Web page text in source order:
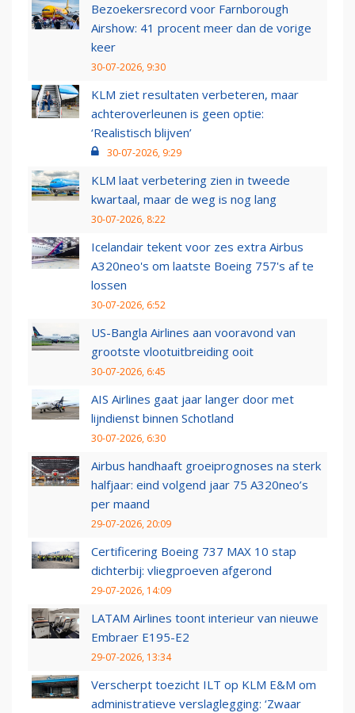
Bezoekersrecord voor Farnborough
Airshow: 41 procent meer dan de vorige
keer
30-07-2026, 9:30
KLM ziet resultaten verbeteren, maar
achteroverleunen is geen optie:
‘Realistisch blijven’
30-07-2026, 9:29
KLM laat verbetering zien in tweede
kwartaal, maar de weg is nog lang
30-07-2026, 8:22
Icelandair tekent voor zes extra Airbus
A320neo's om laatste Boeing 757's af te
lossen
30-07-2026, 6:52
US-Bangla Airlines aan vooravond van
grootste vlootuitbreiding ooit
30-07-2026, 6:45
AIS Airlines gaat jaar langer door met
lijndienst binnen Schotland
30-07-2026, 6:30
Airbus handhaaft groeiprognoses na sterk
halfjaar: eind volgend jaar 75 A320neo’s
per maand
29-07-2026, 20:09
Certificering Boeing 737 MAX 10 stap
dichterbij: vliegproeven afgerond
29-07-2026, 14:09
LATAM Airlines toont interieur van nieuwe
Embraer E195-E2
29-07-2026, 13:34
Verscherpt toezicht ILT op KLM E&M om
administratieve verslaglegging: ‘Zwaar